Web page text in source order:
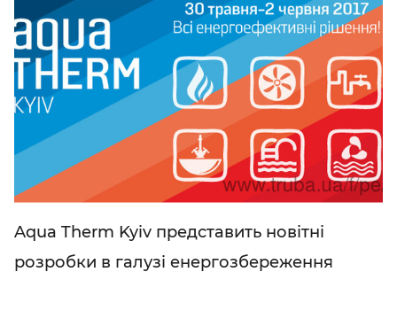
Aqua Therm Kyiv представить новітні
розробки в галузі енергозбереження